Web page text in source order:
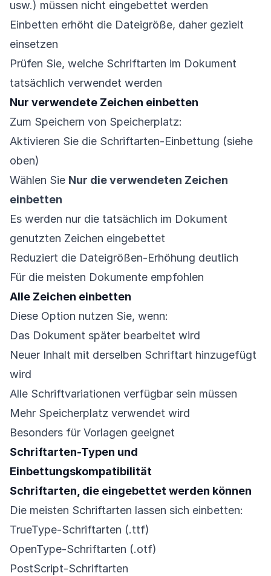
usw.) müssen nicht eingebettet werden
Einbetten erhöht die Dateigröße, daher gezielt
einsetzen
Prüfen Sie, welche Schriftarten im Dokument
tatsächlich verwendet werden
Nur verwendete Zeichen einbetten
Zum Speichern von Speicherplatz:
Aktivieren Sie die Schriftarten-Einbettung (siehe
oben)
Wählen Sie Nur die verwendeten Zeichen
einbetten
Es werden nur die tatsächlich im Dokument
genutzten Zeichen eingebettet
Reduziert die Dateigrößen-Erhöhung deutlich
Für die meisten Dokumente empfohlen
Alle Zeichen einbetten
Diese Option nutzen Sie, wenn:
Das Dokument später bearbeitet wird
Neuer Inhalt mit derselben Schriftart hinzugefügt
wird
Alle Schriftvariationen verfügbar sein müssen
Mehr Speicherplatz verwendet wird
Besonders für Vorlagen geeignet
Schriftarten-Typen und
Einbettungskompatibilität
Schriftarten, die eingebettet werden können
Die meisten Schriftarten lassen sich einbetten:
TrueType-Schriftarten (.ttf)
OpenType-Schriftarten (.otf)
PostScript-Schriftarten